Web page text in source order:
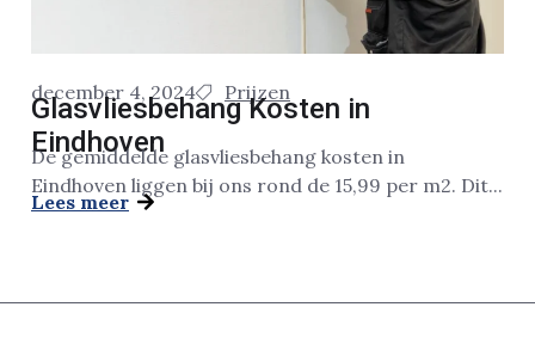
december 4, 2024 Prijzen
Glasvliesbehang Kosten in
Eindhoven
De gemiddelde glasvliesbehang kosten in
Eindhoven liggen bij ons rond de 15,99 per m2. Dit...
Lees meer